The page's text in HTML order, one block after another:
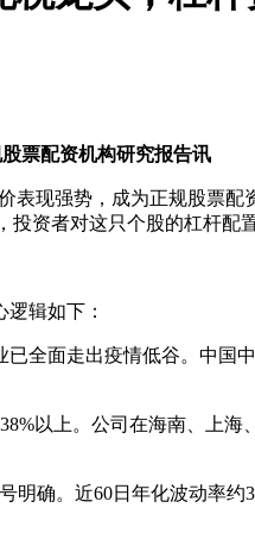
票配资机构研究报告讯
现强势，成为正规股票配
资者对这只个股的杠杆配
辑如下：
全面走出疫情低谷。中国
以上。公司在海南、上
确。近60日年化波动率约